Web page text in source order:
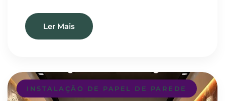
Ler Mais
INSTALAÇÃO DE PAPEL DE PAREDE